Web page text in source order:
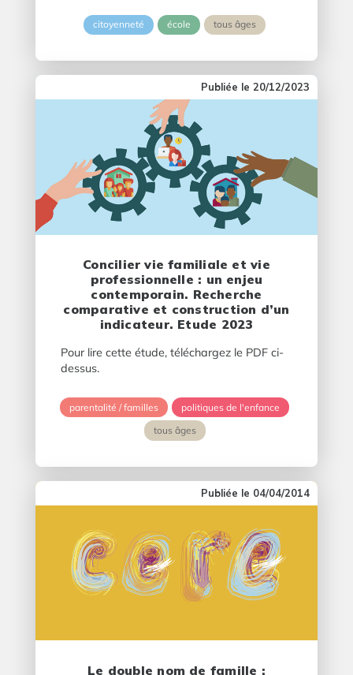
citoyenneté école tous âges
20/12/2023
Concilier vie familiale et vie
professionnelle : un enjeu
contemporain. Recherche
comparative et construction d’un
indicateur. Etude 2023
Pour lire cette étude, téléchargez le PDF ci-
dessus.
parentalité / familles
politiques de l'enfance
tous âges
04/04/2014
Le double nom de famille :